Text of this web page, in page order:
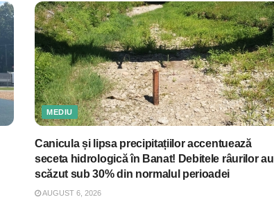
MEDIU
Canicula și lipsa precipitațiilor accentuează
seceta hidrologică în Banat! Debitele râurilor au
scăzut sub 30% din normalul perioadei
AUGUST 6, 2026